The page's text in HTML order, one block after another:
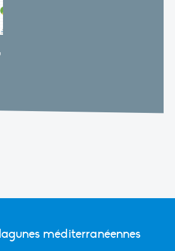
méditerranéennes